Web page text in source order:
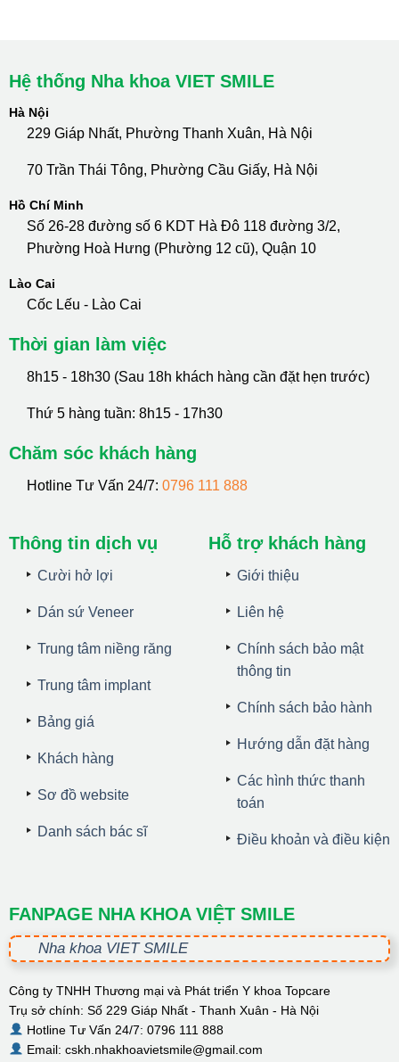
Hệ thống Nha khoa VIET SMILE
Hà Nội
229 Giáp Nhất, Phường Thanh Xuân, Hà Nội
70 Trần Thái Tông, Phường Cầu Giấy, Hà Nội
Hồ Chí Minh
Số 26-28 đường số 6 KDT Hà Đô 118 đường 3/2,
Phường Hoà Hưng (Phường 12 cũ), Quận 10
Lào Cai
Cốc Lếu - Lào Cai
Thời gian làm việc
8h15 - 18h30 (Sau 18h khách hàng cần đặt hẹn trước)
Thứ 5 hàng tuần: 8h15 - 17h30
Chăm sóc khách hàng
Hotline Tư Vấn 24/7: 0796 111 888
Thông tin dịch vụ
Cười hở lợi
Dán sứ Veneer
Trung tâm niềng răng
Trung tâm implant
Bảng giá
Khách hàng
Sơ đồ website
Danh sách bác sĩ
Hỗ trợ khách hàng
Giới thiệu
Liên hệ
Chính sách bảo mật
thông tin
Chính sách bảo hành
Hướng dẫn đặt hàng
Các hình thức thanh
toán
Điều khoản và điều kiện
FANPAGE NHA KHOA VIỆT SMILE
Nha khoa VIET SMILE
Công ty TNHH Thương mại và Phát triển Y khoa Topcare
Trụ sở chính: Số 229 Giáp Nhất - Thanh Xuân - Hà Nội
Hotline Tư Vấn 24/7: 0796 111 888
Email: cskh.nhakhoavietsmile@gmail.com